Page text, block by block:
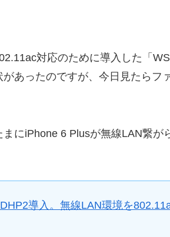
対応のために導入した「
あったのですが、今日見たらフ
まにiPhone 6 Plusが無線LAN繋
導入。無線LAN環境を